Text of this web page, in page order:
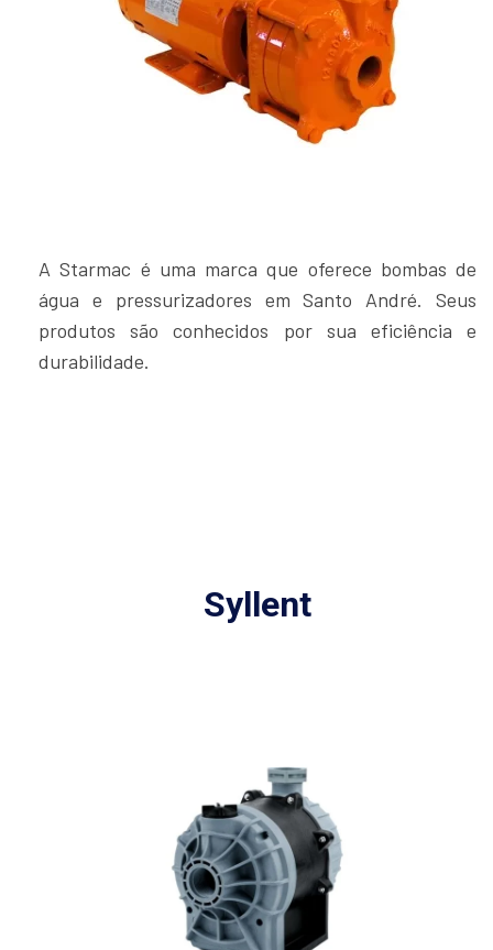
A Starmac é uma marca que oferece bombas de
água e pressurizadores em Santo André. Seus
produtos são conhecidos por sua eficiência e
durabilidade.
Syllent